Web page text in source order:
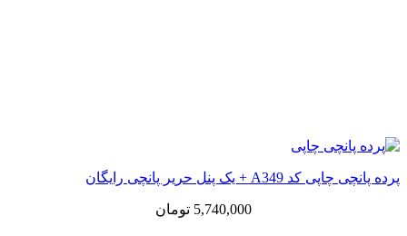
پرده پانچی چاپی کد A349 + یک پنل حریر پانچی رایگان
5,740,000 تومان